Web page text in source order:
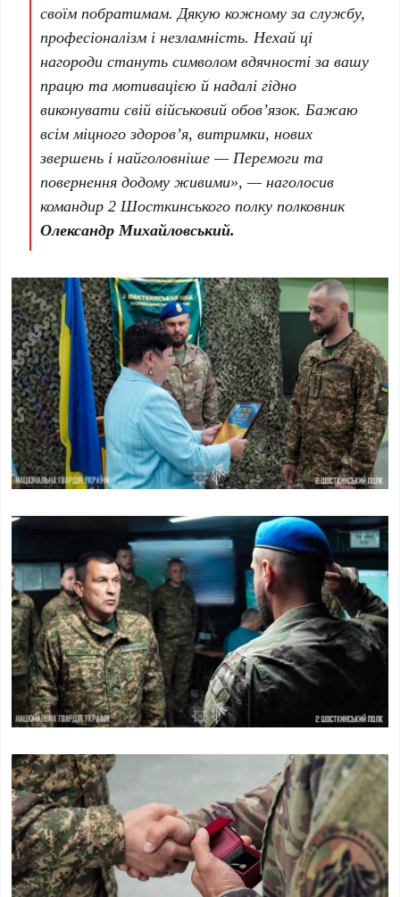
своїм побратимам. Дякую кожному за службу,
професіоналізм і незламність. Нехай ці
нагороди стануть символом вдячності за вашу
працю та мотивацією й надалі гідно
виконувати свій військовий обов’язок. Бажаю
всім міцного здоров’я, витримки, нових
звершень і найголовніше — Перемоги та
повернення додому живими», — наголосив
командир 2 Шосткинського полку полковник
Олександр Михайловський.